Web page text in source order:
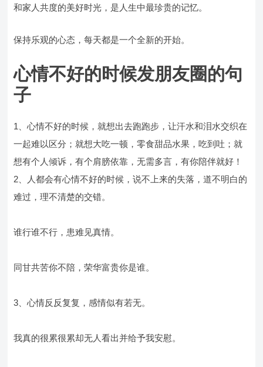
和家人共度的美好时光，是人生中最珍贵的记忆。
保持乐观的心态，每天都是一个全新的开始。
心情不好的时候发朋友圈的句
子
1、心情不好的时候，就想出去跑跑步，让汗水和泪水交织在
一起难以区分；就想大吃一顿，零食甜品水果，吃到吐；就
想有个人倾诉，有个肩膀依靠，无需多言，有你陪伴就好！
2、人都会有心情不好的时候，说不上来的失落，道不明白的
难过，理不清楚的交错。
谁行谁不行，患难见真情。
同甘共苦你不陪，荣华富贵你是谁。
3、心情反反复复，感情似有若无。
我真的很累很累却无人看出并给予我安慰。